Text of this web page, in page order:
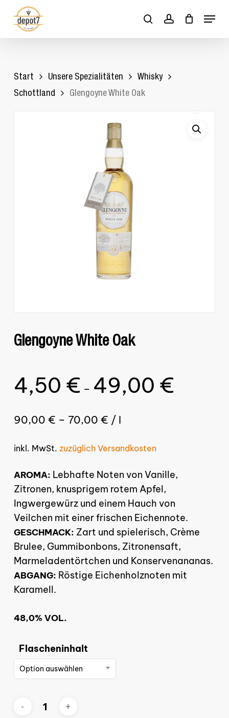
main
searchaccount
Menu
Close
Start Unsere Spezialitäten
Whisky
Schottland
Glengoyne White Oak
Glengoyne White Oak
4,50 € – 49,00 €
90,00 € – 70,00 € / l
inkl. MwSt. zuzüglich Versandkosten
AROMA: Lebhafte Noten von Vanille,
Zitronen, knusprigem rotem Apfel,
Ingwergewürz und einem Hauch von
Veilchen mit einer frischen Eichennote.
GESCHMACK: Zart und spielerisch, Crème
Brulee, Gummibonbons, Zitronensaft,
Marmeladentörtchen und Konservenananas.
ABGANG: Röstige Eichenholznoten mit
Karamell.
48,0% VOL.
Flascheninhalt
Option auswählen